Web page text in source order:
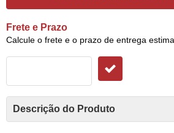
Frete e Prazo
Calcule o frete e o prazo de entrega
Descrição do Produto